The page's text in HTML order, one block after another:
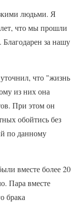
людьми. Я
лет, что мы прошли
Благодарен за нашу
что "жизнь
из них она
При этом он
обойтись без
по данному
вместе более 20
Пара вместе
брака